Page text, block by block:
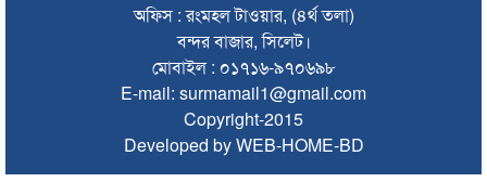
শাল্লায় বিদ্যুৎস্পৃষ্টে ২ কিশোরের মৃত্যু
সিলেটে ডিবি পরিচয়ে কিশোরকে অপহরণের চেষ্টা, অভিযুক্তকে
অফিস : রংমহল টাওয়ার, (৪র্থ তলা)
বন্দর বাজার, সিলেট।
মোবাইল : ০১৭১৬-৯৭০৬৯৮
E-mail: surmamail1@gmail.com
Copyright-2015
Developed by WEB-HOME-BD